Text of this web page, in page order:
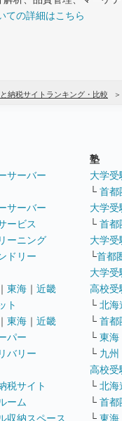
の詳細はこちら
納税サイトランキング・比較
サーバー
サーバー
ービス
ーニング
ドリー
東海 ｜ 近畿
ト
東海 ｜ 近畿
パー
バリー
税サイト
ーム
収納スペース
塾
大学
└ 首都
大学
└ 首都
大学
└首都
大学受
高校受
└ 北海
└ 首都
└ 東海
└ 九州
高校受
└ 北海
└ 首都
└ 東海